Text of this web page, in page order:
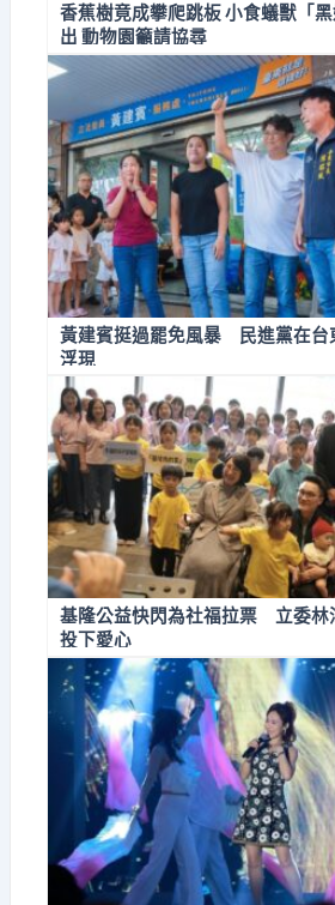
香蕉樹竟成攀爬跳板 小食蟻獸「
出 動物園籲請協尋
黃建賓挺過罷免風暴 民進黨在台
浮現
基隆公益快閃為社福拉票 立委林
投下愛心